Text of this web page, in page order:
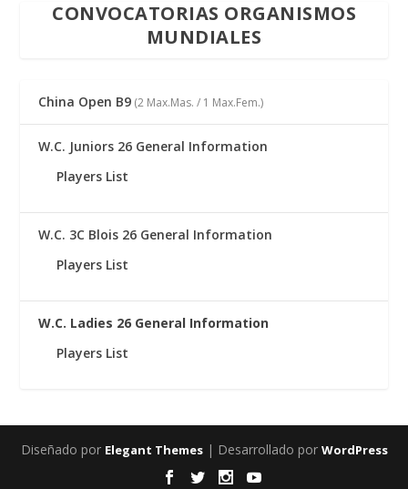
CONVOCATORIAS ORGANISMOS
MUNDIALES
China Open B9 (2 Max.Mas. / 1 Max.Fem.)
W.C. Juniors 26 General Information
Players List
W.C. 3C Blois 26 General Information
Players List
W.C. Ladies 26 General Information
Players List
Diseñado por Elegant Themes| Desarrollado por WordPress